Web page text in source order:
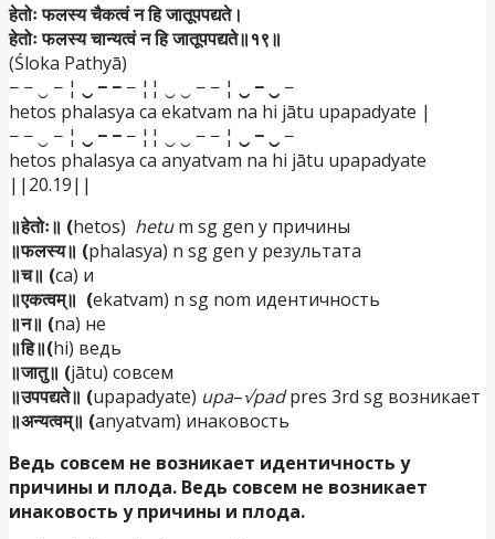
हेतोः फलस्य चैकत्वं न हि जातूपपद्यते।
हेतोः फलस्य चान्यत्वं न हि जातूपपद्यते॥१९॥
(Śloka Pathyā)
− − ‿ − ¦ ‿ − − − ¦¦ ‿ ‿ − − ¦ ‿ − ‿ −
hetos phalasya ca ekatvam na hi jātu upapadyate |
− − ‿ − ¦ ‿ − − − ¦¦ ‿ ‿ − − ¦ ‿ − ‿ −
hetos phalasya ca anyatvam na hi jātu upapadyate
||20.19||
॥हेतोः॥ (hetos) hetum sg gen у причины
॥फलस्य॥ (phalasya) n sg gen у результата
॥च॥ (ca) и
॥एकत्वम्॥ (ekatvam) n sg nom идентичность
॥न॥ (na) не
॥हि॥(hi) ведь
॥जातु॥ (jātu) совсем
॥उपपद्यते॥ (upapadyate) upa–√padpres 3rd sg возникает
॥अन्यत्वम्॥ (anyatvam) инаковость
Ведь совсем не возникает идентичность у
причины и плода. Ведь совсем не возникает
инаковость у причины и плода.